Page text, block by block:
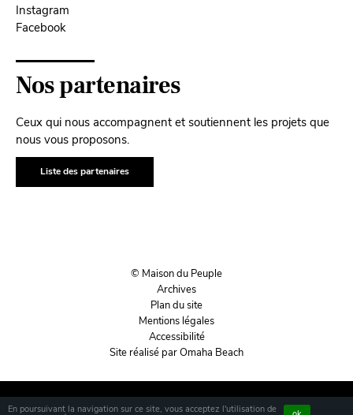
En poursuivant la navigation sur ce site, vous acceptez l'utilisation de
Instagram
Facebook
Nos partenaires
Ceux qui nous accompagnent et soutiennent les projets que
nous vous proposons.
Liste des partenaires
© Maison du Peuple
Archives
Plan du site
Mentions légales
Accessibilité
Site réalisé par Omaha Beach